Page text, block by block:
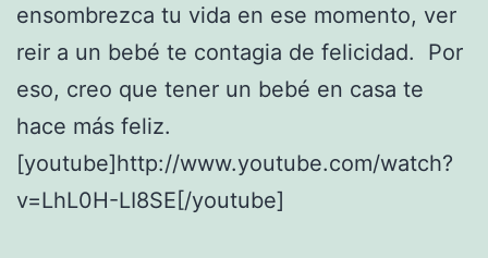
ensombrezca tu vida en ese momento, ver
reir a un bebé te contagia de felicidad. Por
eso, creo que tener un bebé en casa te
hace más feliz.
[youtube]http://www.youtube.com/watch?
v=LhL0H-LI8SE[/youtube]